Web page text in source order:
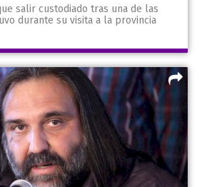
salir custodiado tras una de las
durante su visita a la provincia